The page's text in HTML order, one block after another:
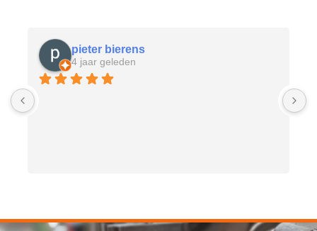
pieter bierens
4 jaar geleden